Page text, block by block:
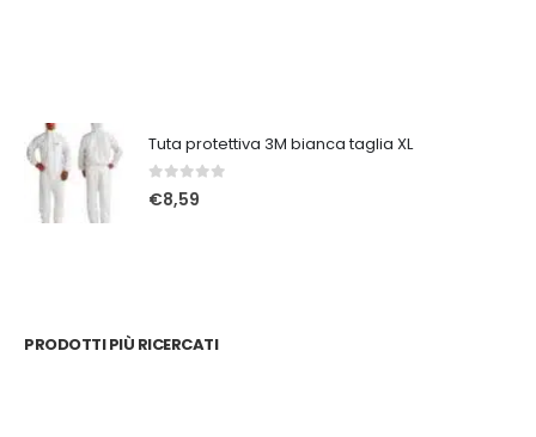
Tuta protettiva 3M bianca taglia XL
0Su 5
€8,59
PRODOTTI PIÙ RICERCATI